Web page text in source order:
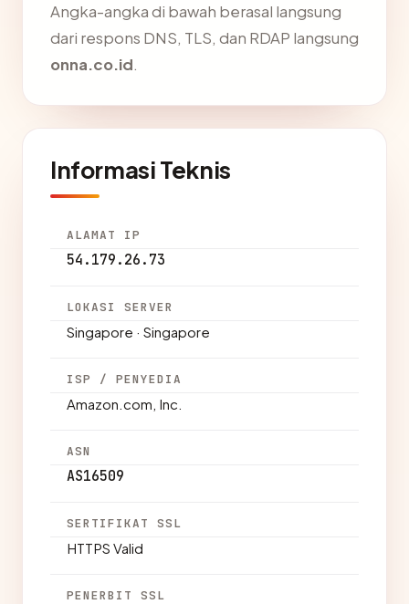
Angka-angka di bawah berasal langsung
dari respons DNS, TLS, dan RDAP langsung
onna.co.id.
Informasi Teknis
ALAMAT IP
54.179.26.73
LOKASI SERVER
Singapore · Singapore
ISP / PENYEDIA
Amazon.com, Inc.
ASN
AS16509
SERTIFIKAT SSL
HTTPS Valid
PENERBIT SSL